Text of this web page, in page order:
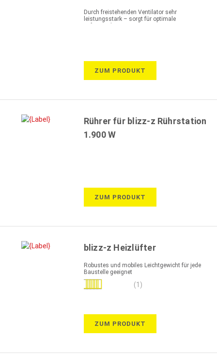
Durch freistehenden Ventilator sehr
leistungsstark – sorgt für optimale
Luftumwälzung
ZUM PRODUKT
Rührer für blizz-z Rührstation
1.900 W
ZUM PRODUKT
blizz-z Heizlüfter
Robustes und mobiles Leichtgewicht für jede
Baustelle geeignet
Bewertung:
(1)
ZUM PRODUKT